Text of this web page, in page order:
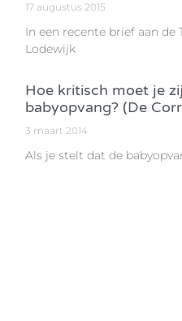
17 augustus 2015
In een recente brief aan de
Lodewijk
Hoe kritisch moet je
babyopvang? (De
3 maart 2014
Als je stelt dat de